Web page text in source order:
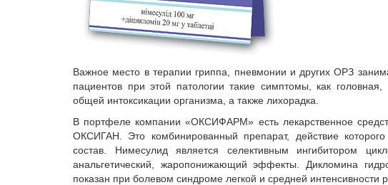
Важное место в терапии гриппа, пневмонии и других ОРЗ
пациентов при этой патологии такие симптомы, как
общей интоксикации организма, а также лихорадка.
В портфеле компании «ОКСИФАРМ» есть лекарственное
ОКСИГАН. Это комбинированный препарат, действие
состав. Нимесулид является селективным ингибитором
анальгетический, жаропонижающий эффекты. Дикломина
показан при болевом синдроме легкой и средней интенсивности